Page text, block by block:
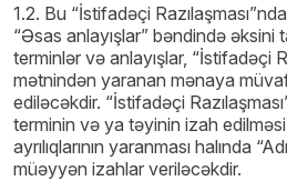
1.2. Bu “İstifadəçi
“Əsas anlayışlar” bəndində əksini
terminlər və anlayışlar, “İstifadəçi
mətnindən yaranan mənaya
ediləcəkdir. “İstifadəçi
terminin və ya təyinin izah
ayrılıqlarının yaranması halında
müəyyən izahlar veriləcəkdir.